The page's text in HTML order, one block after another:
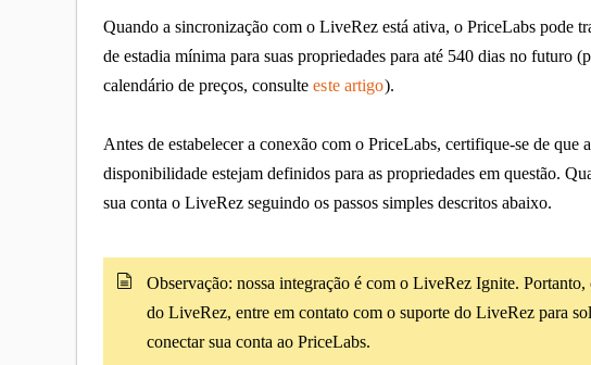
Quando a sincronização com o LiveRez está ativa, o PriceLabs pode
de estadia mínima para suas propriedades para até 540 dias no futuro
calendário de preços, consulteeste artigo).
Antes de estabelecer a conexão com o PriceLabs, certifique-se de que
disponibilidade estejam definidos para as propriedades em questão.
sua conta o LiveRez seguindo os passos simples descritos abaixo.
Observação: nossa integração é com o LiveRez Ignite.
do LiveRez, entre em contato com o suporte do LiveRez para
conectar sua conta ao PriceLabs.